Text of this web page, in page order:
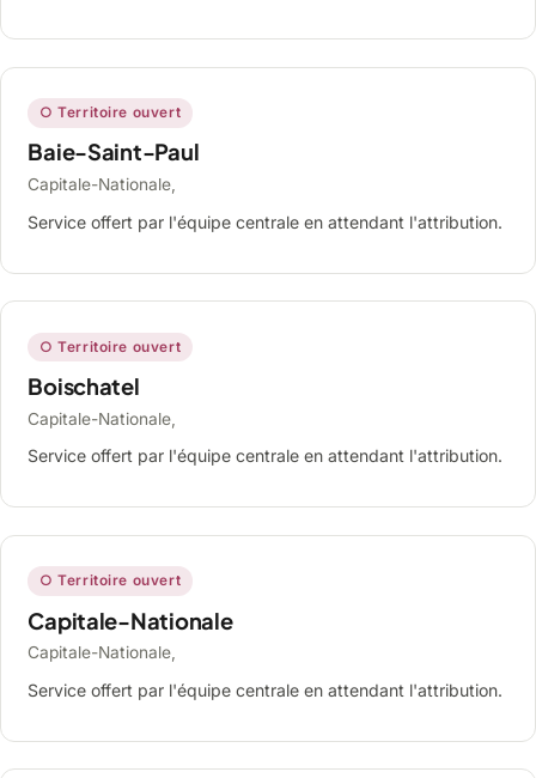
○ Territoire ouvert
Baie-Saint-Paul
Capitale-Nationale,
Service offert par l'équipe centrale en attendant l'attribution.
○ Territoire ouvert
Boischatel
Capitale-Nationale,
Service offert par l'équipe centrale en attendant l'attribution.
○ Territoire ouvert
Capitale-Nationale
Capitale-Nationale,
Service offert par l'équipe centrale en attendant l'attribution.